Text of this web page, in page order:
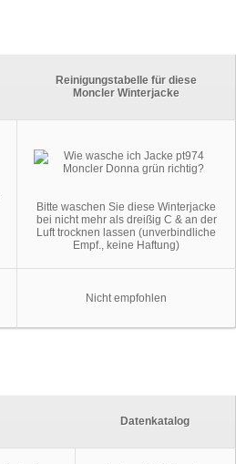
Reinigungstabelle für diese
Moncler Winterjacke
Bitte waschen Sie diese Winterjacke
bei nicht mehr als dreißig C & an der
Luft trocknen lassen (unverbindliche
Empf., keine Haftung)
Nicht empfohlen
Datenkatalog